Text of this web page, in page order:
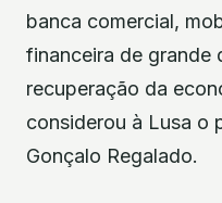
banca comercial,
financeira de grande
recuperação da
considerou à Lusa o
Gonçalo Regalado.